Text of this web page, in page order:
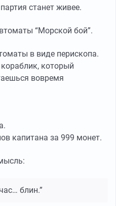
станет живее.
“Морской бой”.
в виде перископа.
который
вовремя
капитана за 999 монет.
блин.”